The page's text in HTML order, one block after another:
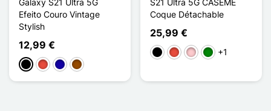
Efeito Couro Vintage
Stylish
12,99 €
PretoVermelhoAzul Escuro
Castanho
Coque Détachable
25,99 €
PretoVermelho
RosaVerde
+1